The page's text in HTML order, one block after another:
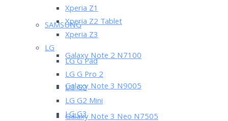
SAMSUNG
Galaxy Note 2 N7100
Galaxy Note 3 N9005
Galaxy Note 3 Neo N7505
Xperia Z1
Xperia Z2 Tablet
Xperia Z3
LG
LG G Pad
LG G Pro 2
LG G2
LG G2 Mini
LG G3